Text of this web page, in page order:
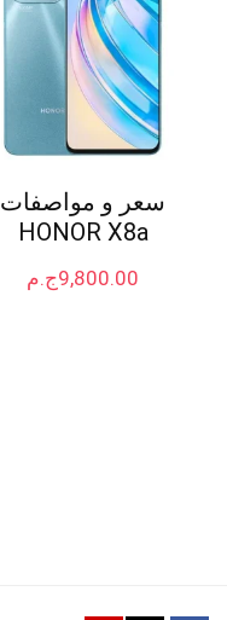
سعر و مواصفات
HONOR X8a
ج.م9,800.00